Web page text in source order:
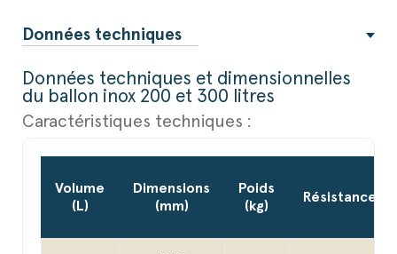
Données techniques
Données techniques et dimensionnelles
du ballon inox 200 et 300 litres
Caractéristiques techniques :
Volume
(L)
Dimensions
(mm)
Poids
(kg)
Résistance